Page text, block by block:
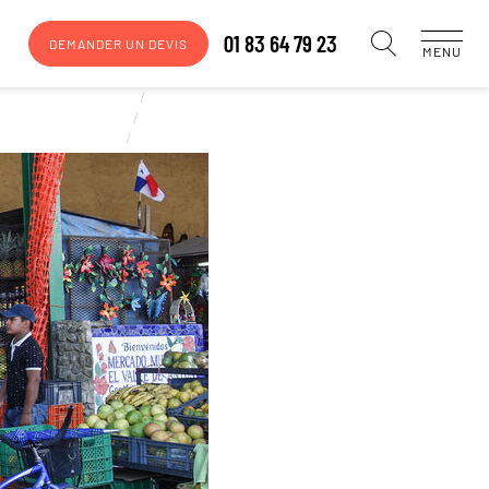
DEMANDER UN DEVIS 01 83 64 79 23 MENU